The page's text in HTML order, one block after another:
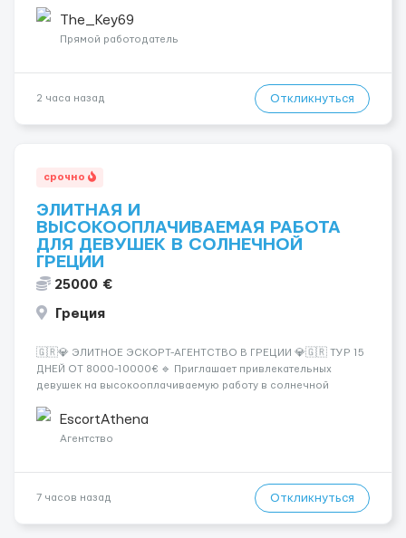
самом центре Киева Можно работать в эскорте или в
эротическом массаже (н...
The_Key69
Прямой работодатель
2 часа назад Откликнуться
срочно
ЭЛИТНАЯ И
ВЫСОКООПЛАЧИВАЕМАЯ РАБОТА
ДЛЯ ДЕВУШЕК В СОЛНЕЧНОЙ
ГРЕЦИИ
25000 €
Греция
🇬🇷💎 ЭЛИТНОЕ ЭСКОРТ-АГЕНТСТВО В ГРЕЦИИ 💎🇬🇷 ТУР 15
ДНЕЙ ОТ 8000-10000€ 🔹 Приглашает привлекательных
девушек на высокооплачиваемую работу в солнечной
хорошие деньги 💶 — это предложение для тебя! 🔹
Требования: ✔️ Возраст от ...
EscortAthena
Агентство
7 часов назад Откликнуться